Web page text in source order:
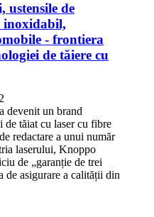
ustensile de
inoxidabil,
- frontiera
de tăiere cu
devenit un brand
de tăiat cu laser cu fibre
redactare a unui număr
laserului, Knoppo
de „garanție de trei
de asigurare a calității din